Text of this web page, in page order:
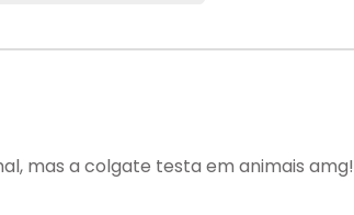
mas a colgate testa em animais amg!